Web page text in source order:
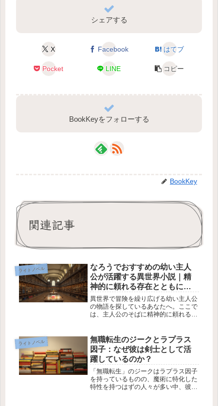
シェアする
X Facebook はてブ
Pocket LINE コピー
BookKeyをフォローする
BookKey
関連記事
ライトノベル
なろうでおすすめの幼い主人
公が活躍する異世界小説｜精
神的に頼れる存在とともに成
長する物語
異世界で冒険を繰り広げる幼い主人公
の物語を探しているあなたへ。ここで
は、主人公のそばに精神的に頼れる存
時に心温まるエピソードも楽しめる作
品を中心に選びました。1. 「転生し...
ライトノベル
無職転生のジークとラプラス
因子：なぜ彼は剣士として活
躍しているのか？
「無職転生」のジークはラプラス因子
を持っているものの、魔術に特化した
特性を持つはずの人々が多い中、彼が